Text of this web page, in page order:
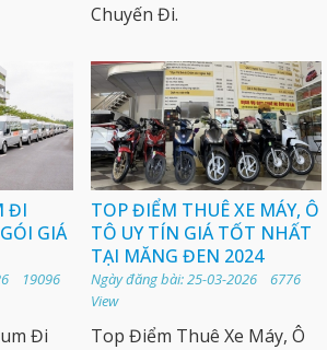
Chuyến Đi.
ĐI
GIÁ
19096
Đi
TOP ĐIỂM THUÊ XE MÁY, Ô
TÔ UY TÍN GIÁ TỐT NHẤT
TẠI MĂNG ĐEN 2024
Ngày đăng bài: 25-03-2026 6776
View
Top Điểm Thuê Xe Máy, Ô